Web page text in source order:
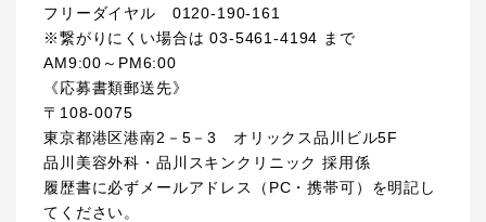
フリーダイヤル 0120-190-161
※繋がりにくい場合は 03-5461-4194 まで
AM9:00～PM6:00
《応募書類郵送先》
〒108-0075
東京都港区港南2－5－3 オリックス品川ビル5F
品川美容外科・品川スキンクリニック 採用係
履歴書に必ずメールアドレス（PC・携帯可）を明記し
てください。